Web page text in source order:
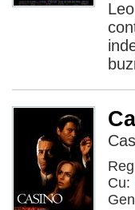
Cu: